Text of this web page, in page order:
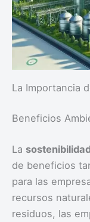
La Importancia
Beneficios
La
de beneficios
para las
recursos
residuos, las